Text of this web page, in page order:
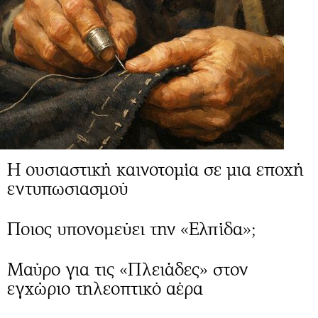
Η ουσιαστική καινοτομία σε μια εποχή
εντυπωσιασμού
Ποιος υπονομεύει την «Ελπίδα»;
Μαύρο για τις «Πλειάδες» στον
εγχώριο τηλεοπτικό αέρα